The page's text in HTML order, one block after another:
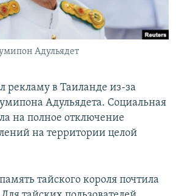
Адульядет
рекламу в Таиланде из-за
Адульядета. Социальная
на полное отключение
на территории целой
тайского короля почтила